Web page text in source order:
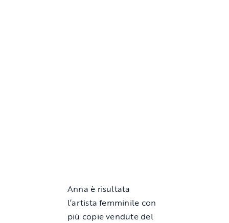
Anna è risultata
l’artista femminile con
più copie vendute del